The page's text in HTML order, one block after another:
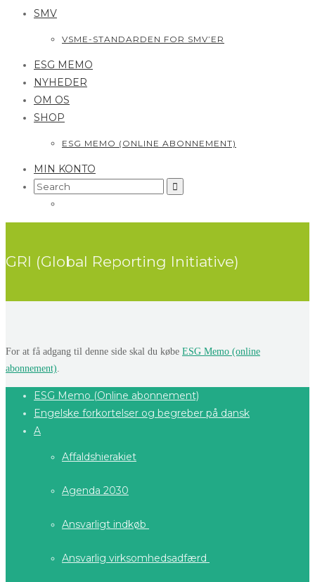
SMV
VSME-STANDARDEN FOR SMV’ER
ESG MEMO
NYHEDER
OM OS
SHOP
ESG MEMO (ONLINE ABONNEMENT)
MIN KONTO
Search
GRI (Global Reporting Initiative)
For at få adgang til denne side skal du købe ESG Memo (online
abonnement).
ESG Memo (Online abonnement)
Engelske forkortelser og begreber på dansk
A
Affaldshierakiet
Agenda 2030
Ansvarligt indkøb
Ansvarlig virksomhedsadfærd